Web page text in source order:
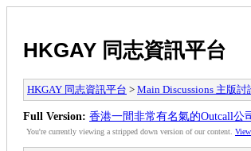
HKGAY 同志資訊平台
HKGAY 同志資訊平台 > Main Discussions 主版討
Full Version: 香港一間非常有名氣的Outcall公
You're currently viewing a stripped down version of our content.